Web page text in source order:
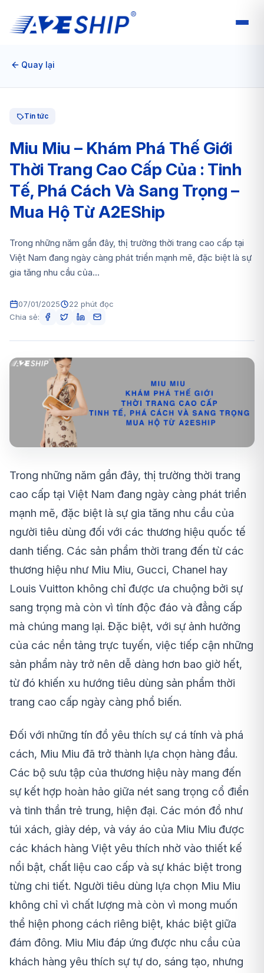
Quay lại
Tin tức
Miu Miu – Khám Phá Thế Giới
Thời Trang Cao Cấp Của : Tinh
Tế, Phá Cách Và Sang Trọng –
Mua Hộ Từ A2EShip
Trong những năm gần đây, thị trường thời trang cao cấp tại
Việt Nam đang ngày càng phát triển mạnh mẽ, đặc biệt là sự
gia tăng nhu cầu của...
07/01/2025
22 phút đọc
Chia sẻ:
Trong những năm gần đây, thị trường thời trang
cao cấp tại Việt Nam đang ngày càng phát triển
mạnh mẽ, đặc biệt là sự gia tăng nhu cầu của
người tiêu dùng đối với các thương hiệu quốc tế
danh tiếng. Các sản phẩm thời trang đến từ các
thương hiệu như Miu Miu, Gucci, Chanel hay
Louis Vuitton không chỉ được ưa chuộng bởi sự
sang trọng mà còn vì tính độc đáo và đẳng cấp
mà chúng mang lại. Đặc biệt, với sự ảnh hưởng
của các nền tảng trực tuyến, việc tiếp cận những
sản phẩm này trở nên dễ dàng hơn bao giờ hết,
từ đó khiến xu hướng tiêu dùng sản phẩm thời
trang cao cấp ngày càng phổ biến.
Đối với những tín đồ yêu thích sự cá tính và phá
cách, Miu Miu đã trở thành lựa chọn hàng đầu.
Các bộ sưu tập của thương hiệu này mang đến
sự kết hợp hoàn hảo giữa nét sang trọng cổ điển
và tinh thần trẻ trung, hiện đại. Các món đồ như
túi xách, giày dép, và váy áo của Miu Miu được
các khách hàng Việt yêu thích nhờ vào thiết kế
nổi bật, chất liệu cao cấp và sự khác biệt trong
từng chi tiết. Người tiêu dùng lựa chọn Miu Miu
không chỉ vì chất lượng mà còn vì mong muốn
thể hiện phong cách riêng biệt, khác biệt giữa
đám đông. Miu Miu đáp ứng được nhu cầu của
khách hàng yêu thích sự tự do, sáng tạo, nhưng